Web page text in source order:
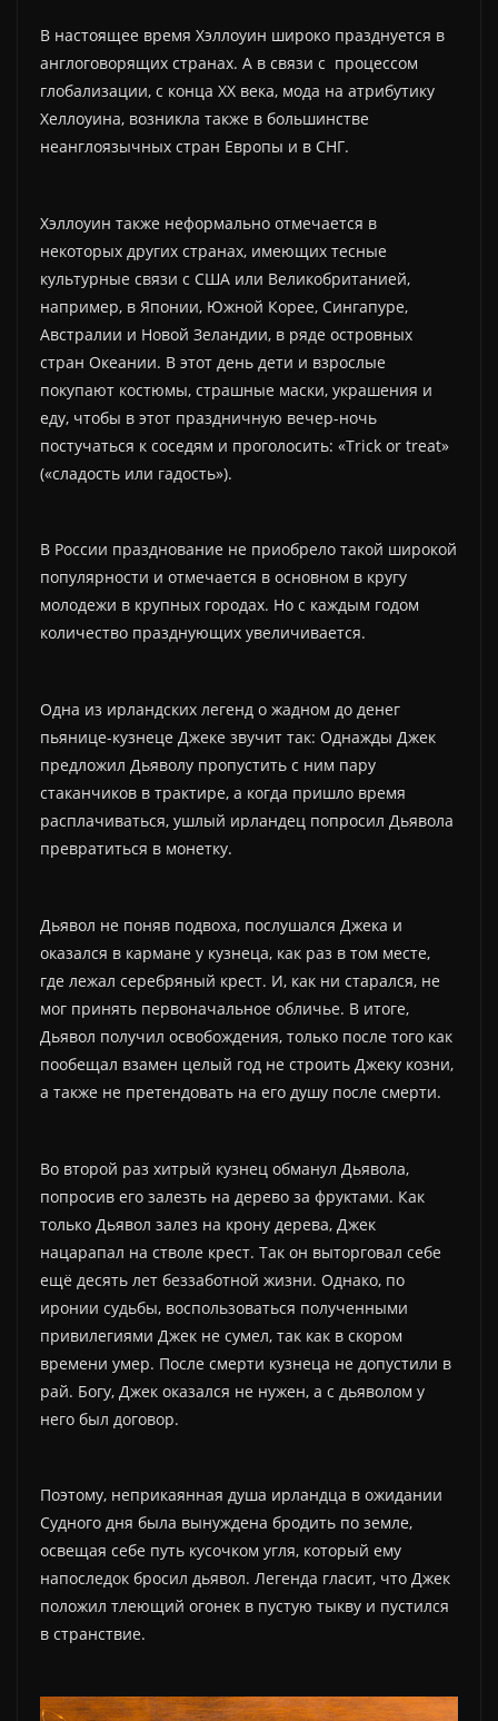
В настоящее время Хэллоуин широко празднуется в
англоговорящих странах. А в связи с процессом
глобализации, с конца XX века, мода на атрибутику
Хеллоуина, возникла также в большинстве
неанглоязычных стран Европы и в СНГ.
Хэллоуин также неформально отмечается в
некоторых других странах, имеющих тесные
культурные связи с США или Великобританией,
например, в Японии, Южной Корее, Сингапуре,
Австралии и Новой Зеландии, в ряде островных
стран Океании. В этот день дети и взрослые
покупают костюмы, страшные маски, украшения и
еду, чтобы в этот праздничную вечер-ночь
постучаться к соседям и проголосить: «Trick or treat»
(«сладость или гадость»).
В России празднование не приобрело такой широкой
популярности и отмечается в основном в кругу
молодежи в крупных городах. Но с каждым годом
количество празднующих увеличивается.
Одна из ирландских легенд о жадном до денег
пьянице-кузнеце Джеке звучит так: Однажды Джек
предложил Дьяволу пропустить с ним пару
стаканчиков в трактире, а когда пришло время
расплачиваться, ушлый ирландец попросил Дьявола
превратиться в монетку.
Дьявол не поняв подвоха, послушался Джека и
оказался в кармане у кузнеца, как раз в том месте,
где лежал серебряный крест. И, как ни старался, не
мог принять первоначальное обличье. В итоге,
Дьявол получил освобождения, только после того как
пообещал взамен целый год не строить Джеку козни,
а также не претендовать на его душу после смерти.
Во второй раз хитрый кузнец обманул Дьявола,
попросив его залезть на дерево за фруктами. Как
только Дьявол залез на крону дерева, Джек
нацарапал на стволе крест. Так он выторговал себе
ещё десять лет беззаботной жизни. Однако, по
иронии судьбы, воспользоваться полученными
привилегиями Джек не сумел, так как в скором
времени умер. После смерти кузнеца не допустили в
рай. Богу, Джек оказался не нужен, а с дьяволом у
него был договор.
Поэтому, неприкаянная душа ирландца в ожидании
Судного дня была вынуждена бродить по земле,
освещая себе путь кусочком угля, который ему
напоследок бросил дьявол. Легенда гласит, что Джек
положил тлеющий огонек в пустую тыкву и пустился
в странствие.